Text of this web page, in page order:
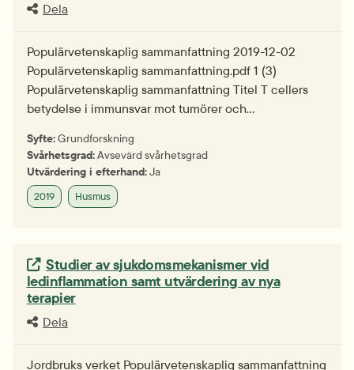
Dela
Populärvetenskaplig sammanfattning 2019-12-02
Populärvetenskaplig sammanfattning.pdf 1 (3)
Populärvetenskaplig sammanfattning Titel T cellers
betydelse i immunsvar mot tumörer och…
Syfte:Grundforskning
Svårhetsgrad:Avsevärd svårhetsgrad
Utvärdering i efterhand:Ja
2019 Husmus
Extern länk.
Studier av sjukdomsmekanismer vid
ledinflammation samt utvärdering av nya
terapier
Dela
Jordbruks verket Populärvetenskaplig sammanfattning